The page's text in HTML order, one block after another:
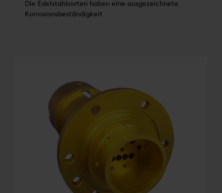
Die Edelstahlsorten haben eine ausgezeichnete
Korrosionsbeständigkeit